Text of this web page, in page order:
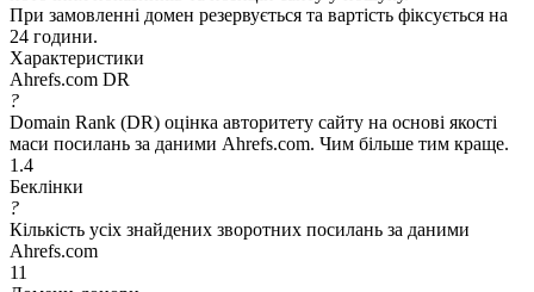
При замовленні домен резервується та вартість фіксується на
24 години.
Характеристики
Ahrefs.com DR
?
Domain Rank (DR) оцінка авторитету сайту на основі якості
маси посилань за даними Ahrefs.com. Чим більше тим краще.
1.4
Беклінки
?
Кількість усіх знайдених зворотних посилань за даними
Ahrefs.com
11